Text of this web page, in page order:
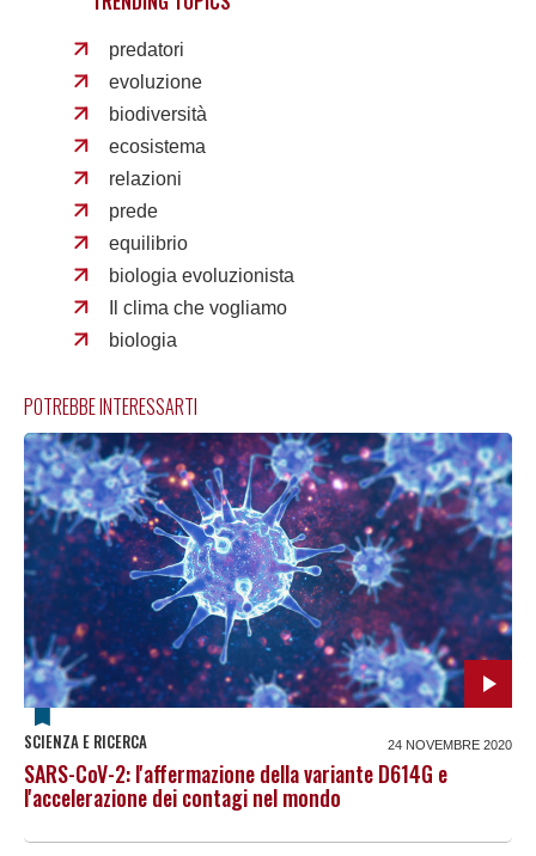
predatori
evoluzione
biodiversità
ecosistema
relazioni
prede
equilibrio
biologia evoluzionista
Il clima che vogliamo
biologia
POTREBBE INTERESSARTI
SCIENZA E RICERCA 24 NOVEMBRE 2020
SARS-CoV-2: l'affermazione della variante D614G e
l'accelerazione dei contagi nel mondo